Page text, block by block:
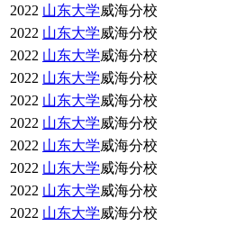
2022 山东大学威海分校
2022 山东大学威海分校
2022 山东大学威海分校
2022 山东大学威海分校
2022 山东大学威海分校
2022 山东大学威海分校
2022 山东大学威海分校
2022 山东大学威海分校
2022 山东大学威海分校
2022 山东大学威海分校